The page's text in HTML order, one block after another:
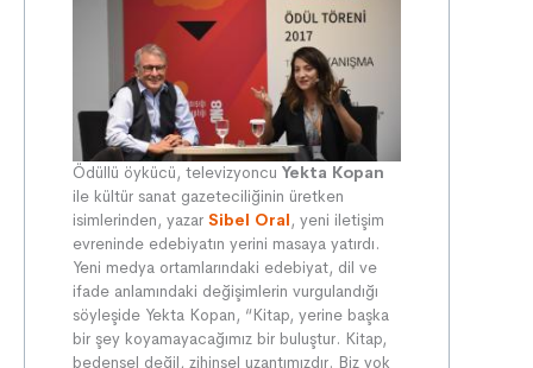
Ödüllü öykücü, televizyoncu Yekta Kopan
ile kültür sanat gazeteciliğinin üretken
isimlerinden, yazar Sibel Oral, yeni iletişim
evreninde edebiyatın yerini masaya yatırdı.
Yeni medya ortamlarındaki edebiyat, dil ve
ifade anlamındaki değişimlerin vurgulandığı
söyleşide Yekta Kopan, “Kitap, yerine başka
bir şey koyamayacağımız bir buluştur. Kitap,
bedensel değil, zihinsel uzantımızdır. Biz yok